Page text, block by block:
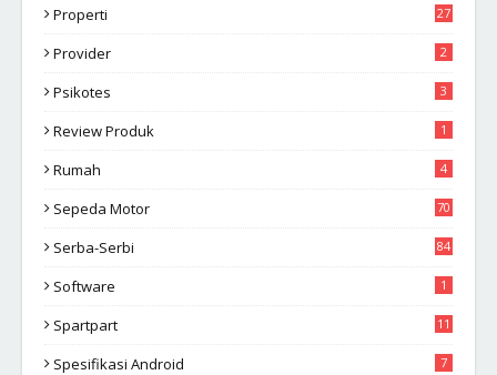
Properti 27
Provider 2
Psikotes 3
Review Produk 1
Rumah 4
Sepeda Motor 70
Serba-Serbi 84
Software 1
Spartpart 11
Spesifikasi Android 7